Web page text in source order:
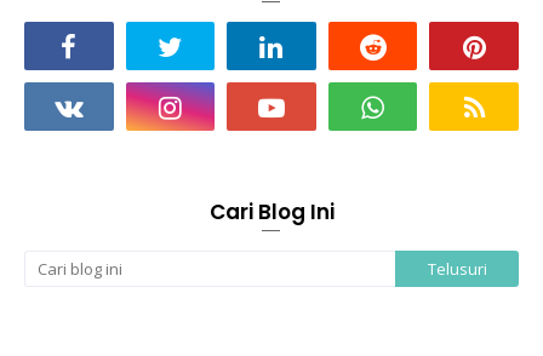
Cari Blog Ini